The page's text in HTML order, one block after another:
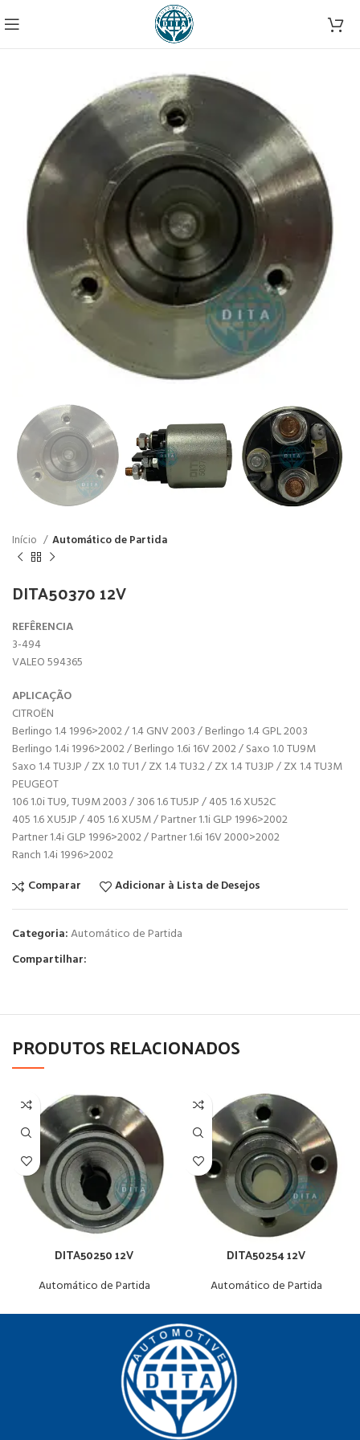
Início Automático de Partida
DITA50370 12V
REFÊRENCIA
3-494
VALEO 594365
APLICAÇÃO
CITROËN
Berlingo 1.4 1996>2002 / 1.4 GNV 2003 / Berlingo 1.4 GPL 2003
Berlingo 1.4i 1996>2002 / Berlingo 1.6i 16V 2002 / Saxo 1.0 TU9M
Saxo 1.4 TU3JP / ZX 1.0 TU1 / ZX 1.4 TU3.2 / ZX 1.4 TU3JP / ZX 1.4 TU3M
PEUGEOT
106 1.0i TU9, TU9M 2003 / 306 1.6 TU5JP / 405 1.6 XU52C
405 1.6 XU5JP / 405 1.6 XU5M / Partner 1.1i GLP 1996>2002
Partner 1.4i GLP 1996>2002 / Partner 1.6i 16V 2000>2002
Ranch 1.4i 1996>2002
Comparar
Adicionar à Lista de Desejos
Categoria:Automático de Partida
Compartilhar:
PRODUTOS RELACIONADOS
DITA50250 12V
Automático de Partida
DITA50254 12V
Automático de Partida